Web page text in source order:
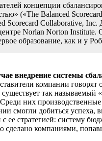
концепции
(«The Balanced
Scorecard Collaborative,
Norlan Norton
образование, как и у
внедрение системы
компании говорят
так называемый
них
смогли добиться успеха,
ее стратегией: систему
компаниями,